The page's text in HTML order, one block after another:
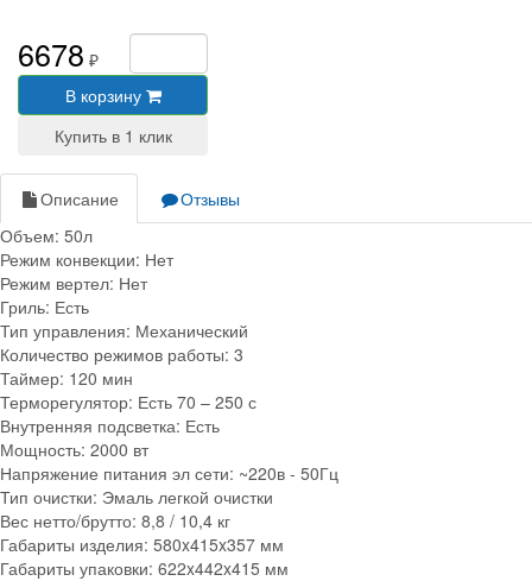
6678 ₽
В корзину
Описание
Отзывы
Объем: 50л
Режим конвекции: Нет
Режим вертел: Нет
Гриль: Есть
Тип управления: Механический
Количество режимов работы: 3
Таймер: 120 мин
Терморегулятор: Есть 70 – 250 с
Внутренняя подсветка: Есть
Мощность: 2000 вт
Напряжение питания эл сети: ~220в - 50Гц
Тип очистки: Эмаль легкой очистки
Вес нетто/брутто: 8,8 / 10,4 кг
Габариты изделия: 580x415x357 мм
Габариты упаковки: 622x442x415 мм